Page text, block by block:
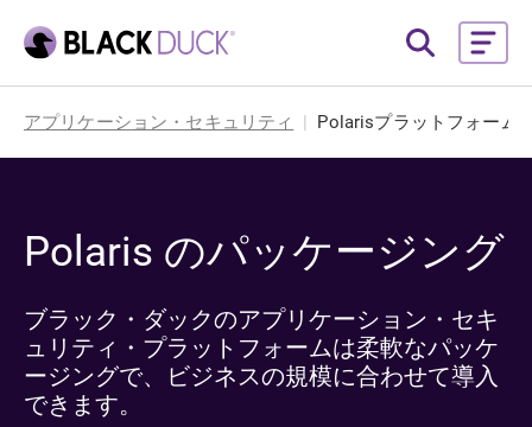
アプリケーション・セキュリティ Polarisプラットフォーム
Polaris のパッケージング
ブラック・ダックのアプリケーション・セキ
ュリティ・プラットフォームは柔軟なパッケ
ージングで、ビジネスの規模に合わせて導入
できます。